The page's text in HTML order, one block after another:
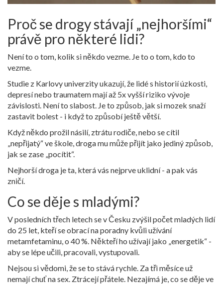
Proč se drogy stávají „nejhoršími“
právě pro některé lidi?
Není to o tom, kolik si někdo vezme. Je to o tom, kdo to
vezme.
Studie z Karlovy univerzity ukazují, že lidé s historií úzkosti,
depresí nebo traumatem mají až 5x vyšší riziko vývoje
závislosti. Není to slabost. Je to způsob, jak si mozek snaží
zastavit bolest - i když to způsobí ještě větší.
Když někdo prožil násilí, ztrátu rodiče, nebo se cítil
„nepřijatý“ ve škole, droga mu může přijít jako jediný způsob,
jak se zase „pocítit“.
Nejhorší droga je ta, která vás nejprve uklidní - a pak vás
zničí.
Co se děje s mladými?
V posledních třech letech se v Česku zvýšil počet mladých lidí
do 25 let, kteří se obrací na poradny kvůli užívání
metamfetaminu, o 40 %. Někteří ho užívají jako „energetik“ -
aby se lépe učili, pracovali, vystupovali.
Nejsou si vědomi, že se to stává rychle. Za tři měsíce už
nemají chuť na sex. Ztrácejí přátele. Nezajímá je, co se děje ve